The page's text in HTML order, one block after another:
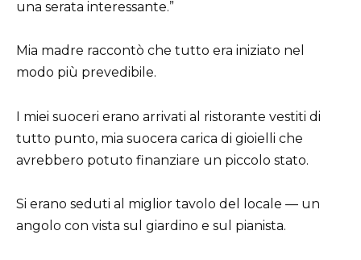
una serata interessante.”
Mia madre raccontò che tutto era iniziato nel
modo più prevedibile.
I miei suoceri erano arrivati al ristorante vestiti di
tutto punto, mia suocera carica di gioielli che
avrebbero potuto finanziare un piccolo stato.
Si erano seduti al miglior tavolo del locale — un
angolo con vista sul giardino e sul pianista.